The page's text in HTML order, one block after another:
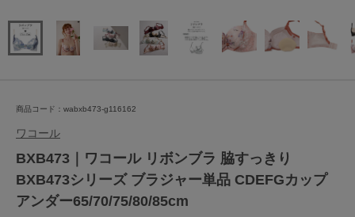
商品コード：wabxb473-g116162
ワコール
BXB473｜ワコール リボンブラ 脇すっきり
BXB473シリーズ ブラジャー単品 CDEFGカップ
アンダー65/70/75/80/85cm